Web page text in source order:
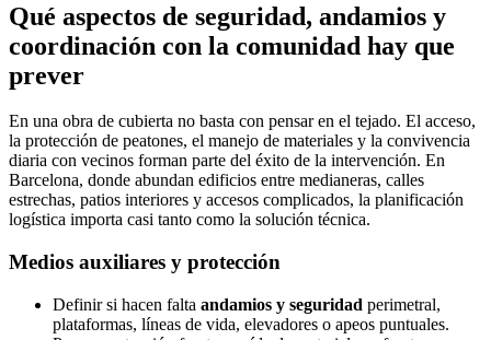
Qué aspectos de seguridad, andamios y
coordinación con la comunidad hay que
prever
En una obra de cubierta no basta con pensar en el tejado. El acceso,
la protección de peatones, el manejo de materiales y la convivencia
diaria con vecinos forman parte del éxito de la intervención. En
Barcelona, donde abundan edificios entre medianeras, calles
estrechas, patios interiores y accesos complicados, la planificación
logística importa casi tanto como la solución técnica.
Medios auxiliares y protección
Definir si hacen falta andamios y seguridad perimetral,
plataformas, líneas de vida, elevadores o apeos puntuales.